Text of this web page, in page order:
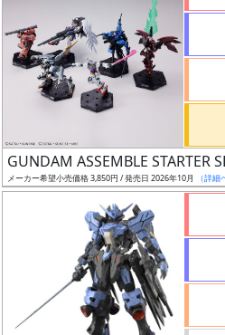
成
形
シ
リ
GUNDAM ASSEMBLE STARTER
メーカー希望小売価格 3,850円 / 発売日 2026年10月 （詳細